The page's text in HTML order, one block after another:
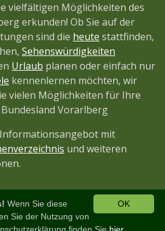
vielfältigen Möglichkeiten des
erkunden! Ob Sie auf der
sind die heute stattfinden,
Sehenswürdigkeiten
Urlaub planen oder einfach nur
kennenlernen möchten, wir
vielen Möglichkeiten für Ihre
Vorarlberg
mit
und weiteren
JetztMedien.com OK
Wenn Sie diese
Sie der Nutzung von